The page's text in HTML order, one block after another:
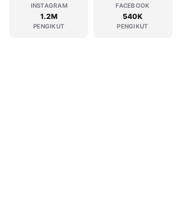
INSTAGRAM
1.2M
PENGIKUT
FACEBOOK
540K
PENGIKUT